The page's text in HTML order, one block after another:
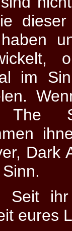
im
Dark
Seit
eures